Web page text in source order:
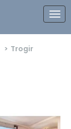
Trogir